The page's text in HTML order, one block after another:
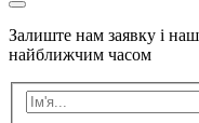
Залиште нам заявку і
найближчим часом